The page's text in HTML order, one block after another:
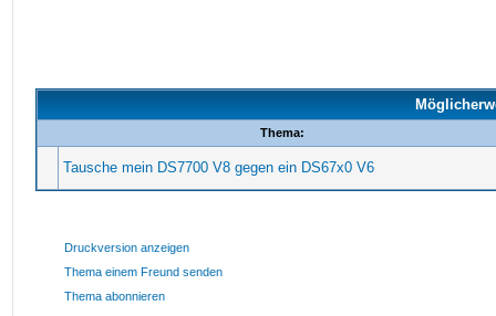
Thema:
Tausche mein DS7700 V8 gegen ein DS67x0 V6
Druckversion anzeigen
Thema einem Freund senden
Thema abonnieren